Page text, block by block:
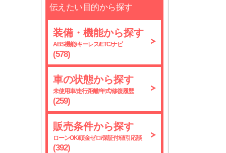
伝えたい目的から探す
装備・機能から探す
ABS機能/キーレス/ETC/ナビ
(578)
車の状態から探す
未使用車/走行距離/年式/修復履歴
(259)
販売条件から探す
ローンOK/頭金ゼロ/保証付/値引応談
(392)